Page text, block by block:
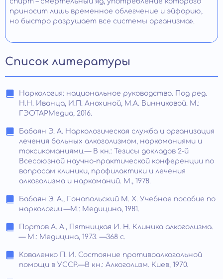
приносит лишь временное облегчение и эйфорию,
но быстро разрушает все системы организма».
Список литературы
Наркология: национальное руководство. Под ред.
Н.Н. Иванца, И.П. Анохиной, М.А. Винниковой. М.:
ГЭОТАРМедиа, 2016.
Бабаян Э. А. Наркологическая служба и организация
лечения больных алкоголизмом, наркоманиями и
токсикоманиями.— В кн.: Тезисы докладов 2-й
Всесоюзной научно-практической конференции по
вопросам клиники, профилактики и лечения
алкоголизма и наркоманий. М., 1978.
Бабаян Э. А., Гонопольский М. X. Учебное пособие по
наркологии.—М.: Медицина, 1981.
Портов А. А., Пятницкая И. Н. Клиника алкоголизма.
— М.: Медицина, 1973. —368 с.
Коваленко П. И. Состояние противоалкогольной
помощи в УССР.—В кн.: Алкоголизм. Киев, 1970.